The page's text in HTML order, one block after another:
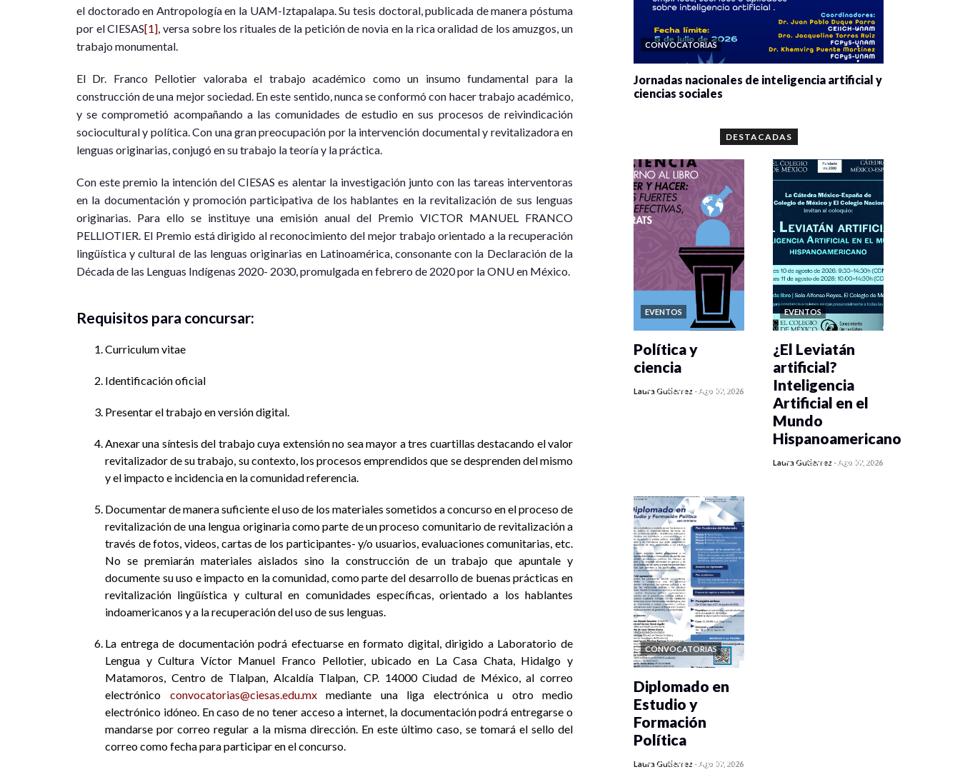
el doctorado en Antropología en la UAM-Iztapalapa. Su tesis doctoral, publicada de manera póstuma
por el CIESAS[1] , versa sobre los rituales de la petición de novia en la rica oralidad de los amuzgos, un
trabajo monumental.
El Dr. Franco Pellotier valoraba el trabajo académico como un insumo fundamental para la
construcción de una mejor sociedad. En este sentido, nunca se conformó con hacer trabajo académico,
y se comprometió acompañando a las comunidades de estudio en sus procesos de reivindicación
sociocultural y política. Con una gran preocupación por la intervención documental y revitalizadora en
lenguas originarias, conjugó en su trabajo la teoría y la práctica.
Con este premio la intención del CIESAS es alentar la investigación junto con las tareas interventoras
en la documentación y promoción participativa de los hablantes en la revitalización de sus lenguas
originarias. Para ello se instituye una emisión anual del Premio VICTOR MANUEL FRANCO
PELLIOTIER. El Premio está dirigido al reconocimiento del mejor trabajo orientado a la recuperación
lingüística y cultural de las lenguas originarias en Latinoamérica, consonante con la Declaración de la
Década de las Lenguas Indígenas 2020- 2030, promulgada en febrero de 2020 por la ONU en México.
Requisitos para concursar:
Curriculum vitae
Identificación oficial
Presentar el trabajo en versión digital.
Anexar una síntesis del trabajo cuya extensión no sea mayor a tres cuartillas destacando el valor
revitalizador de su trabajo, su contexto, los procesos emprendidos que se desprenden del mismo
y el impacto e incidencia en la comunidad referencia.
Documentar de manera suficiente el uso de los materiales sometidos a concurso en el proceso de
revitalización de una lengua originaria como parte de un proceso comunitario de revitalización a
través de fotos, videos, cartas de los participantes- y/o usuarios, evaluaciones comunitarias, etc.
No se premiarán materiales aislados sino la construcción de un trabajo que apuntale y
documente su uso e impacto en la comunidad, como parte del desarrollo de buenas prácticas en
revitalización lingüística y cultural en comunidades específicas, orientado a los hablantes
indoamericanos y a la recuperación del uso de sus lenguas.
La entrega de documentación podrá efectuarse en formato digital, dirigido a Laboratorio de
Lengua y Cultura Víctor Manuel Franco Pellotier, ubicado en La Casa Chata, Hidalgo y
Matamoros, Centro de Tlalpan, Alcaldía Tlalpan, CP. 14000 Ciudad de México, al correo
electrónico convocatorias@ciesas.edu.mxmediante una liga electrónica u otro medio
electrónico idóneo. En caso de no tener acceso a internet, la documentación podrá entregarse o
mandarse por correo regular a la misma dirección. En este último caso, se tomará el sello del
correo como fecha para participar en el concurso.
CONVOCATORIAS
Jornadas nacionales de inteligencia artificial y
ciencias sociales
DESTACADAS
EVENTOS
0 veces compartido
Política y
ciencia
Laura Gutiérrez -Ago 07, 2026
EVENTOS
0 veces compartido
¿El Leviatán
artificial?
Inteligencia
Artificial en el
Mundo
Hispanoamericano
Laura Gutiérrez -Ago 07, 2026
CONVOCATORIAS
0 veces compartido
Diplomado en
Estudio y
Formación
Política
Laura Gutiérrez -Ago 07, 2026